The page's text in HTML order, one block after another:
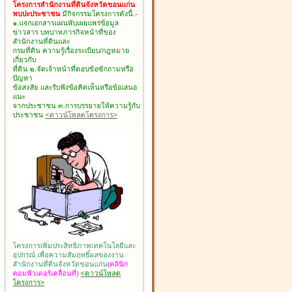
โครงการสำนักงานที่ดินจังหวัดขอนแก่น
พบปะประชาชน มีกิจกรรมโครงการดังนี้.-
๑.แจกเอกสารแผ่นพับเผยแพร่ข้อมูล
ข่าวสาร บทบาทภารกิจหน้าที่ของ
สำนักงานที่ดินและ
กรมที่ดิน ความรู้เรื่องระเบียบ/กฎหมาย
เกี่ยวกับ
ที่ดิน ๒.จัดเจ้าหน้าที่ตอบข้อซักถามหรือ
ปัญหา
ข้อสงสัย และรับฟังข้อคิดเห็นหรือข้อเสนอ
แนะ
จากประชาชน ๓.การบรรยายให้ความรู้กับ
ประชาชน <ดาวน์โหลดโครงการ>
โครงการเพิ่มประสิทธิภาพเทคโนโลยีและ
อุปกรณ์ เพื่อความสัมฤทธิ์ผลของงาน
สำนักงานที่ดินจังหวัดขอนแก่น(คลินิก
คอมพิวเตอร์เคลื่อนที่) <ดาวน์โหลด
โครงการ>